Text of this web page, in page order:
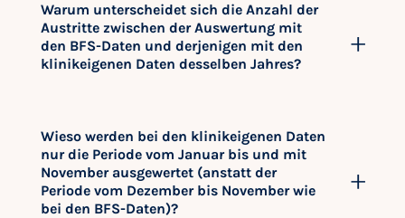
Warum unterscheidet sich die Anzahl der
Austritte zwischen der Auswertung mit
den BFS-Daten und derjenigen mit den
klinikeigenen Daten desselben Jahres?
Wieso werden bei den klinikeigenen Daten
nur die Periode vom Januar bis und mit
November ausgewertet (anstatt der
Periode vom Dezember bis November wie
bei den BFS-Daten)?